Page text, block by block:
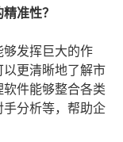
准性？
发挥巨大的作
更清晰地了解市
件能够整合各类
分析等，帮助企